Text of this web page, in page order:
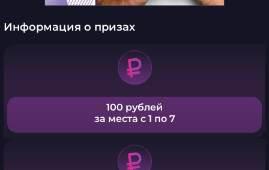
Информация о призах
100 рублей
за места с 1 по 7